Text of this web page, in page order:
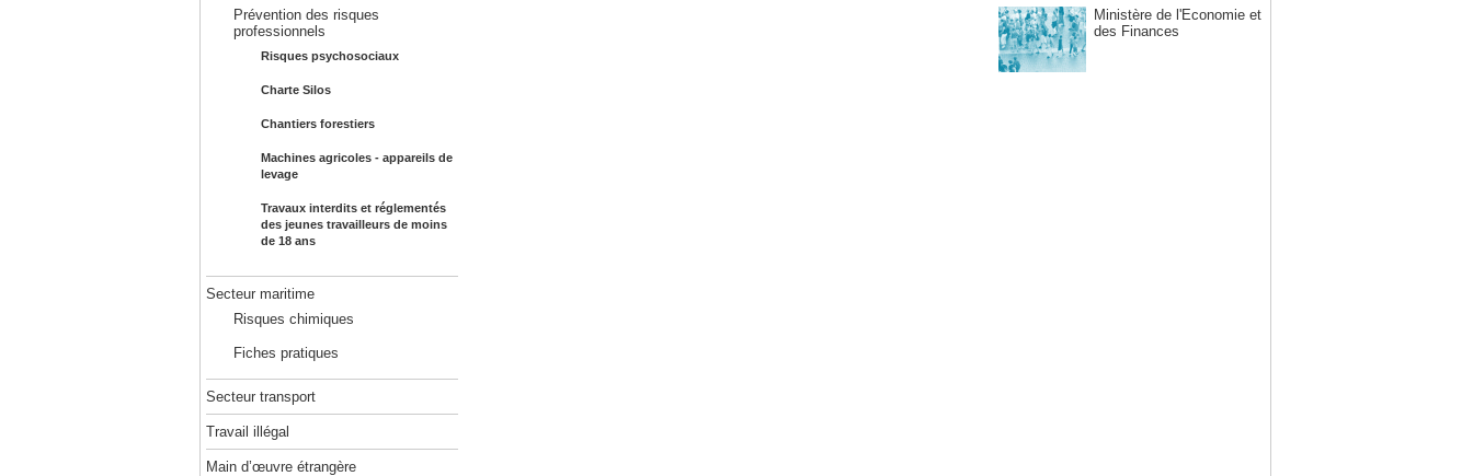
Prévention des risques
professionnels
Risques psychosociaux
Charte Silos
Chantiers forestiers
Machines agricoles - appareils de
levage
Travaux interdits et réglementés
des jeunes travailleurs de moins
de 18 ans
Secteur maritime
Risques chimiques
Fiches pratiques
Secteur transport
Travail illégal
Main d’œuvre étrangère
Ministère de l'Economie et
des Finances